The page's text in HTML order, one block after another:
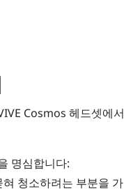
Cosmos 헤드셋에서
명심합니다:
청소하려는 부분을 가